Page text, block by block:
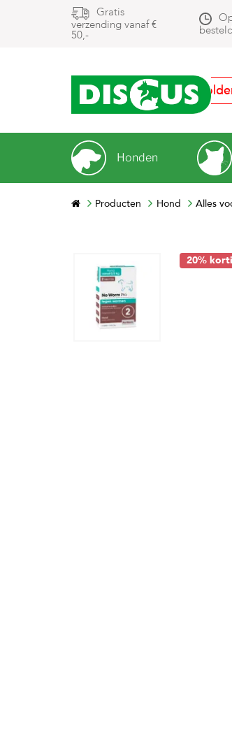
Gratis
verzending vanaf €
50,-
Honden
Producten Hond Alles
20%